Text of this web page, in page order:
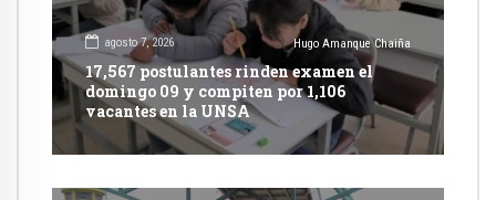
agosto 7, 2026 Hugo Amanque Chaiña
17,567 postulantes rinden examen el
domingo 09 y compiten por 1,106
vacantes en la UNSA